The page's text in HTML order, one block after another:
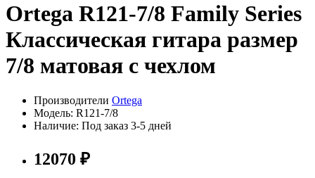
Ortega R121-7/8 Family Series
Классическая гитара размер
7/8 матовая с чехлом
Производители Ortega
Модель: R121-7/8
Наличие: Под заказ 3-5 дней
12070 ₽